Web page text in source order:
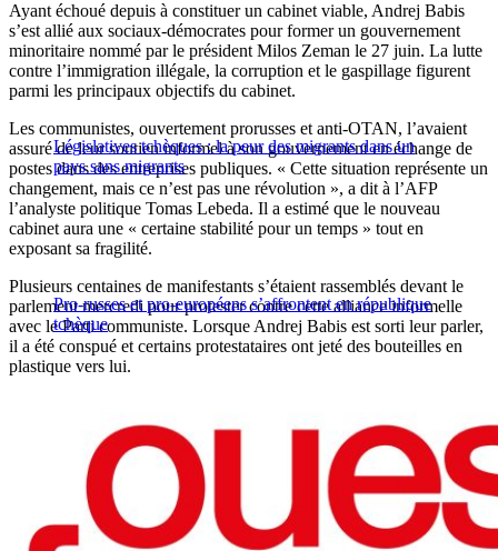
Ayant échoué depuis à constituer un cabinet viable, Andrej Babis
s’est allié aux sociaux-démocrates pour former un gouvernement
minoritaire nommé par le président Milos Zeman le 27 juin. La lutte
contre l’immigration illégale, la corruption et le gaspillage figurent
parmi les principaux objectifs du cabinet.
Législatives tchèques : la peur des migrants dans un
pays sans migrants
Les communistes, ouvertement prorusses et anti-OTAN, l’avaient
assuré de leur soutien informel à son gouvernement en échange de
postes dans des entreprises publiques. « Cette situation représente un
changement, mais ce n’est pas une révolution », a dit à l’AFP
l’analyste politique Tomas Lebeda. Il a estimé que le nouveau
cabinet aura une « certaine stabilité pour un temps » tout en
exposant sa fragilité.
Pro-russes et pro-européens s’affrontent en république
tchèque
Plusieurs centaines de manifestants s’étaient rassemblés devant le
parlement mercredi pour protester contre cette alliance informelle
avec le Parti communiste. Lorsque Andrej Babis est sorti leur parler,
il a été conspué et certains protestataires ont jeté des bouteilles en
plastique vers lui.